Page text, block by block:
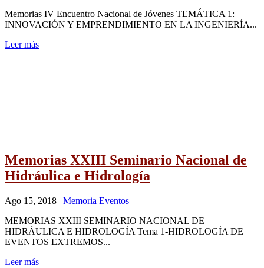
Memorias IV Encuentro Nacional de Jóvenes TEMÁTICA 1:
INNOVACIÓN Y EMPRENDIMIENTO EN LA INGENIERÍA...
Leer más
Memorias XXIII Seminario Nacional de
Hidráulica e Hidrología
Ago 15, 2018 | Memoria Eventos
MEMORIAS XXIII SEMINARIO NACIONAL DE
HIDRÁULICA E HIDROLOGÍA Tema 1-HIDROLOGÍA DE
EVENTOS EXTREMOS...
Leer más